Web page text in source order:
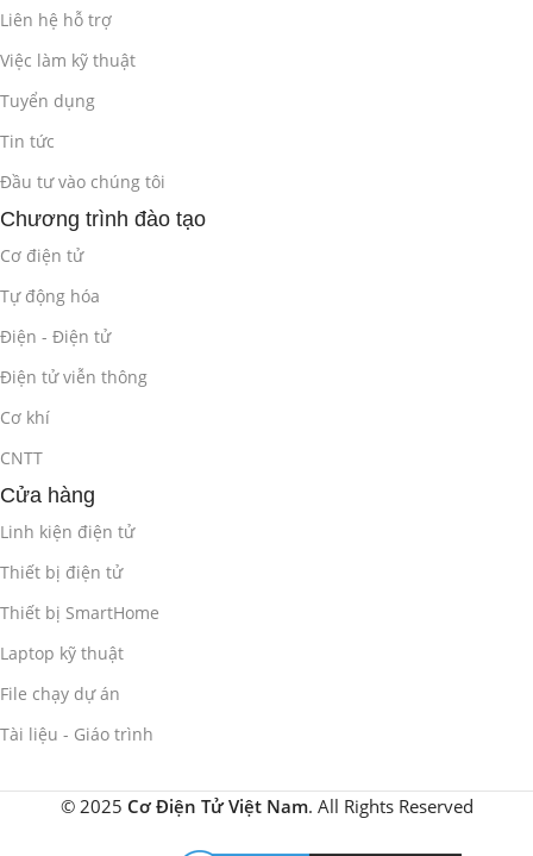
Liên hệ hỗ trợ
Việc làm kỹ thuật
Tuyển dụng
Tin tức
Đầu tư vào chúng tôi
Chương trình đào tạo
Cơ điện tử
Tự động hóa
Điện - Điện tử
Điện tử viễn thông
Cơ khí
CNTT
Cửa hàng
Linh kiện điện tử
Thiết bị điện tử
Thiết bị SmartHome
Laptop kỹ thuật
File chạy dự án
Tài liệu - Giáo trình
© 2025 Cơ Điện Tử Việt Nam. All Rights Reserved